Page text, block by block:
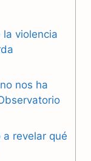
violencia
nos ha
revelar qué